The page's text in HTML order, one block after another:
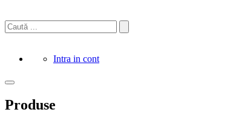
Intra in cont
Produse